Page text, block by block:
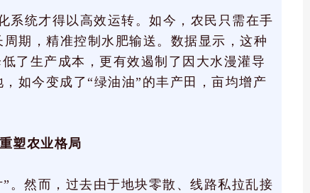
系统才得以高效运转。如今，农民只需在手
期，精准控制水肥输送。数据显示，这种
了生产成本，更有效遏制了因大水漫灌导
如今变成了“绿油油”的丰产田，亩均增产
塑农业格局
。然而，过去由于地块零散、线路私拉乱接